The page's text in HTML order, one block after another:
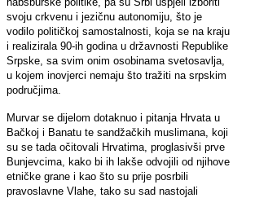
svoju crkvenu i jezičnu autonomiju, što je
vodilo političkoj samostalnosti, koja se na kraju
i realizirala 90-ih godina u državnosti Republike
Srpske, sa svim onim osobinama svetosavlja,
u kojem inovjerci nemaju što tražiti na srpskim
područjima.
Murvar se dijelom dotaknuo i pitanja Hrvata u
Bačkoj i Banatu te sandžačkih muslimana, koji
su se tada očitovali Hrvatima, proglasivši prve
Bunjevcima, kako bi ih lakše odvojili od njihove
etničke grane i kao što su prije posrbili
pravoslavne Vlahe, tako su sad nastojali